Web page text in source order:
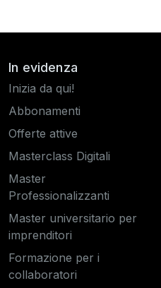
In evidenza
Inizia da qui!
Abbonamenti
Offerte attive
Masterclass Digitali
Master
Professionalizzanti
Master universitario per
imprenditori
Formazione per i
collaboratori